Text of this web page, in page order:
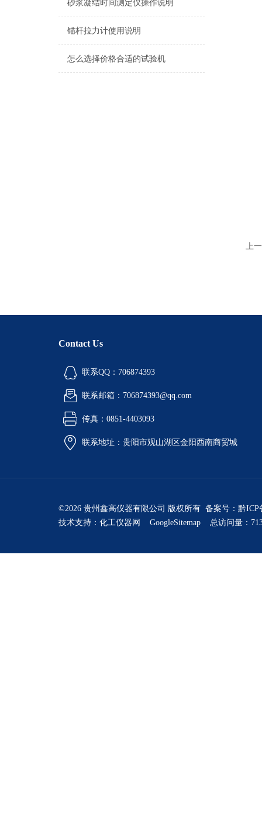
砂浆凝结时间测定仪操作说明
锚杆拉力计使用说明
怎么选择价格合适的试验机
上
Contact Us
联系QQ：706874393
联系邮箱：706874393@qq.com
传真：0851-4403093
联系地址：贵阳市观山湖区金阳西南商贸城
©2026 贵州鑫高仪器有限公司 版权所有 备案号： 黔ICP
技术支持： 化工仪器网 GoogleSitemap 总访问量：